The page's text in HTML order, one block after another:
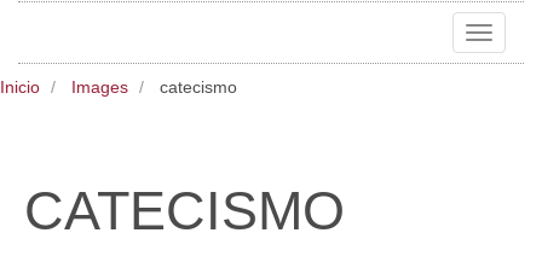
Toggle
Inicio Images catecismo
CATECISMO